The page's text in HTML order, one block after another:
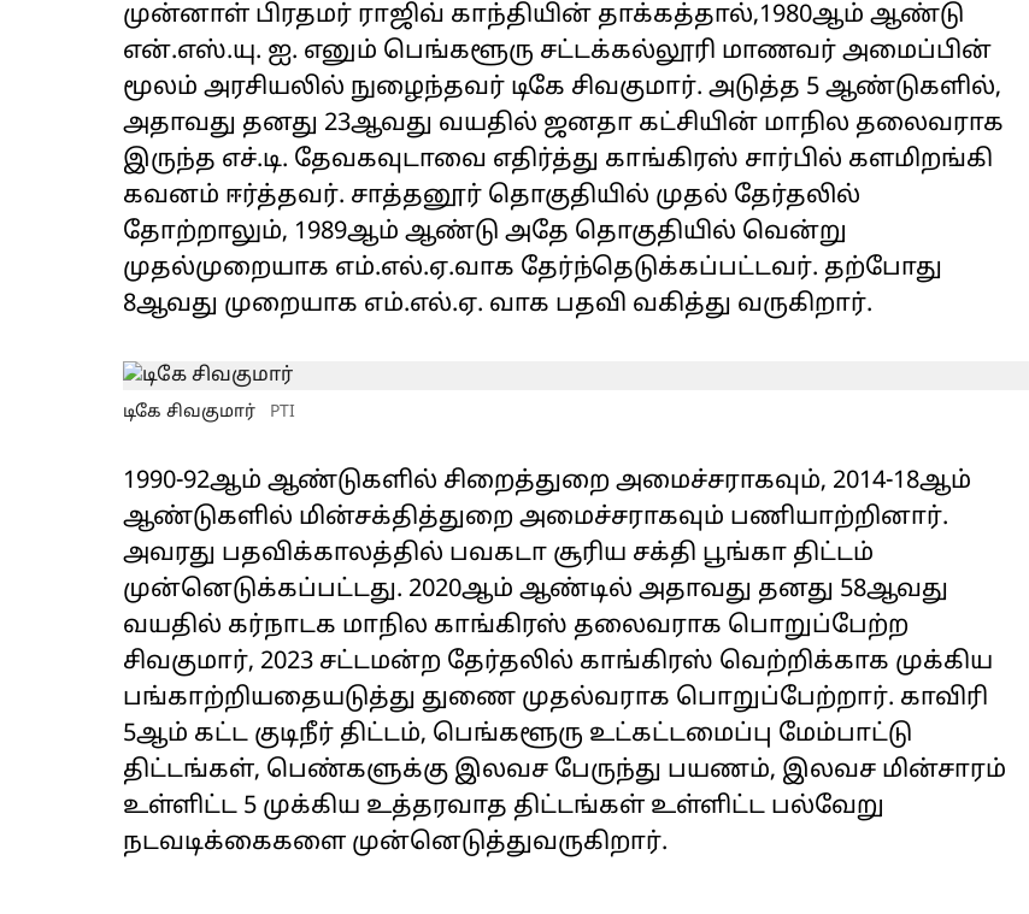
முன்னாள் பிரதமர் ராஜிவ் காந்தியின் தாக்கத்தால்,1980ஆம் ஆண்டு
என்.எஸ்.யு. ஐ. எனும் பெங்களூரு சட்டக்கல்லூரி மாணவர் அமைப்பின்
மூலம் அரசியலில் நுழைந்தவர் டிகே சிவகுமார். அடுத்த 5 ஆண்டுகளில்,
அதாவது தனது 23ஆவது வயதில் ஜனதா கட்சியின் மாநில தலைவராக
இருந்த எச்.டி. தேவகவுடாவை எதிர்த்து காங்கிரஸ் சார்பில் களமிறங்கி
கவனம் ஈர்த்தவர். சாத்தனூர் தொகுதியில் முதல் தேர்தலில்
தோற்றாலும், 1989ஆம் ஆண்டு அதே தொகுதியில் வென்று
முதல்முறையாக எம்.எல்.ஏ.வாக தேர்ந்தெடுக்கப்பட்டவர். தற்போது
8ஆவது முறையாக எம்.எல்.ஏ. வாக பதவி வகித்து வருகிறார்.
டிகே சிவகுமார் PTI
1990-92ஆம் ஆண்டுகளில் சிறைத்துறை அமைச்சராகவும், 2014-18ஆம்
ஆண்டுகளில் மின்சக்தித்துறை அமைச்சராகவும் பணியாற்றினார்.
அவரது பதவிக்காலத்தில் பவகடா சூரிய சக்தி பூங்கா திட்டம்
முன்னெடுக்கப்பட்டது. 2020ஆம் ஆண்டில் அதாவது தனது 58ஆவது
வயதில் கர்நாடக மாநில காங்கிரஸ் தலைவராக பொறுப்பேற்ற
சிவகுமார், 2023 சட்டமன்ற தேர்தலில் காங்கிரஸ் வெற்றிக்காக முக்கிய
பங்காற்றியதையடுத்து துணை முதல்வராக பொறுப்பேற்றார். காவிரி
5ஆம் கட்ட குடிநீர் திட்டம், பெங்களூரு உட்கட்டமைப்பு மேம்பாட்டு
திட்டங்கள், பெண்களுக்கு இலவச பேருந்து பயணம், இலவச மின்சாரம்
உள்ளிட்ட 5 முக்கிய உத்தரவாத திட்டங்கள் உள்ளிட்ட பல்வேறு
நடவடிக்கைகளை முன்னெடுத்துவருகிறார்.